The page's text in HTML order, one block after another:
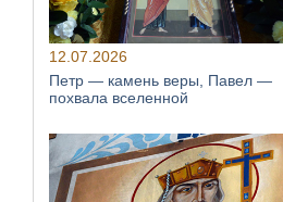
12.07.2026
Петр — камень веры, Павел —
похвала вселенной